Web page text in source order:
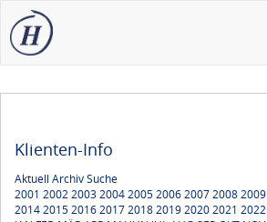
Klienten-Info
Aktuell ArchivSuche
2001 20022003200420052006200720082009
20142015201620172018201920202021 2022